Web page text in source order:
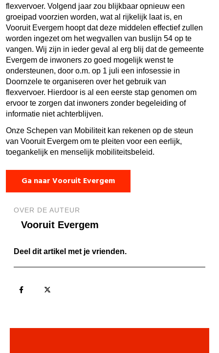
flexvervoer. Volgend jaar zou blijkbaar opnieuw een
groeipad voorzien worden, wat al rijkelijk laat is, en
Vooruit Evergem hoopt dat deze middelen effectief zullen
worden ingezet om het wegvallen van buslijn 54 op te
vangen. Wij zijn in ieder geval al erg blij dat de gemeente
Evergem de inwoners zo goed mogelijk wenst te
ondersteunen, door o.m. op 1 juli een infosessie in
Doornzele te organiseren over het gebruik van
flexvervoer. Hierdoor is al een eerste stap genomen om
ervoor te zorgen dat inwoners zonder begeleiding of
informatie niet achterblijven.
Onze Schepen van Mobiliteit kan rekenen op de steun
van Vooruit Evergem om te pleiten voor een eerlijk,
toegankelijk en menselijk mobiliteitsbeleid.
Ga naar Vooruit Evergem
OVER DE AUTEUR
Vooruit Evergem
Deel dit artikel met je vrienden.